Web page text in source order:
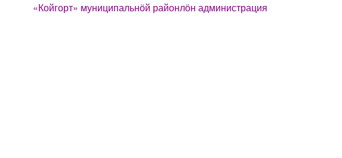
«Койгорт» муниципальнӧй районлӧн администрация